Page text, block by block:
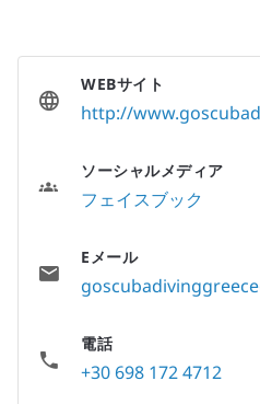
WEBサイト
http://
ソーシャルメディア
フェイスブック
Eメール
電話
+30 698 172 4712